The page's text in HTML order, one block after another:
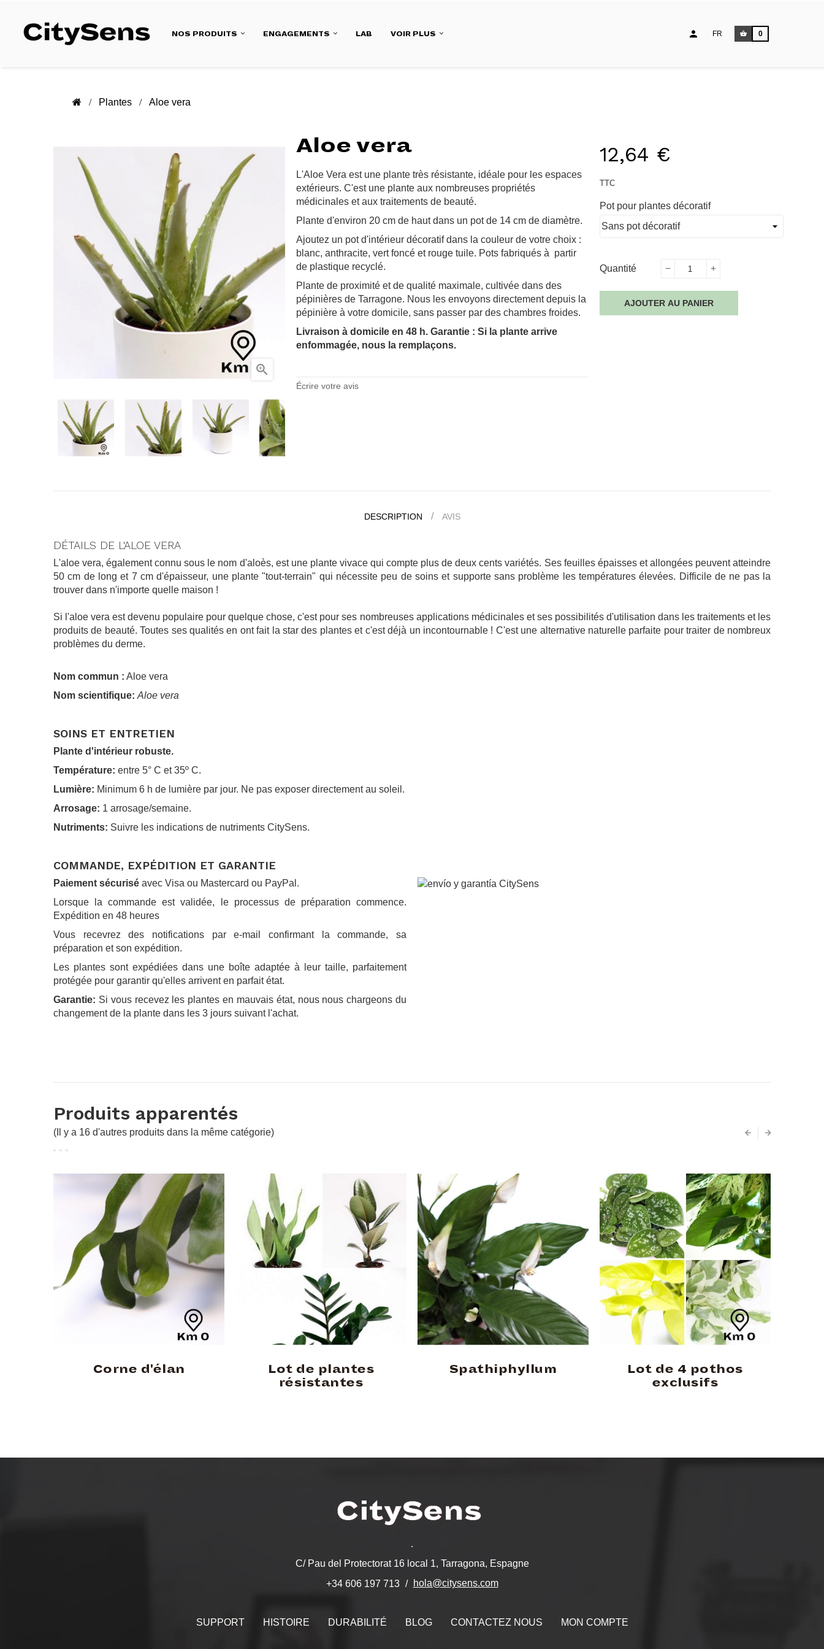
NOS PRODUITS ENGAGEMENTS LAB VOIR PLUS FR 0
Plantes Aloe vera

Aloe vera
L'Aloe Vera est une plante très résistante, idéale pour les espaces
extérieurs. C'est une plante aux nombreuses propriétés
médicinales et aux traitements de beauté.
Plante d'environ 20 cm de haut dans un pot de 14 cm de diamètre.
Ajoutez un pot d'intérieur décoratif dans la couleur de votre choix :
blanc, anthracite, vert foncé et rouge tuile. Pots fabriqués à partir
de plastique recyclé.
Plante de proximité et de qualité maximale, cultivée dans des
pépinières de Tarragone. Nous les envoyons directement depuis la
pépinière à votre domicile, sans passer par des chambres froides.
Livraison à domicile en 48 h. Garantie : Si la plante arrive
enfommagée, nous la remplaçons.
Écrire votre avis
12,64 €
TTC
Pot pour plantes décoratif
Quantité
AJOUTER AU PANIER
DESCRIPTION AVIS
DÉTAILS DE L'ALOE VERA
L'aloe vera, également connu sous le nom d'aloès, est une plante vivace qui compte plus de deux cents variétés. Ses feuilles épaisses et allongées peuvent atteindre
50 cm de long et 7 cm d'épaisseur, une plante "tout-terrain" qui nécessite peu de soins et supporte sans problème les températures élevées. Difficile de ne pas la
trouver dans n'importe quelle maison !
Si l'aloe vera est devenu populaire pour quelque chose, c'est pour ses nombreuses applications médicinales et ses possibilités d'utilisation dans les traitements et les
produits de beauté. Toutes ses qualités en ont fait la star des plantes et c'est déjà un incontournable ! C'est une alternative naturelle parfaite pour traiter de nombreux
problèmes du derme.
Nom commun : Aloe vera
Nom scientifique: Aloe vera
SOINS ET ENTRETIEN
Plante d'intérieur robuste.
Température: entre 5° C et 35º C.
Lumière: Minimum 6 h de lumière par jour. Ne pas exposer directement au soleil.
Arrosage: 1 arrosage/semaine.
Nutriments: Suivre les indications de nutriments CitySens.
COMMANDE, EXPÉDITION ET GARANTIE
Paiement sécurisé avec Visa ou Mastercard ou PayPal.
Lorsque la commande est validée, le processus de préparation commence.
Expédition en 48 heures
Vous recevrez des notifications par e-mail confirmant la commande, sa
préparation et son expédition.
Les plantes sont expédiées dans une boîte adaptée à leur taille, parfaitement
protégée pour garantir qu'elles arrivent en parfait état.
Garantie: Si vous recevez les plantes en mauvais état, nous nous chargeons du
changement de la plante dans les 3 jours suivant l'achat.
Produits apparentés
(Il y a 16 d'autres produits dans la même catégorie)
Corne d'élan
Lot de plantes
résistantes
Spathiphyllum
Lot de 4 pothos
exclusifs
.
C/ Pau del Protectorat 16 local 1, Tarragona, Espagne
+34 606 197 713
hola@citysens.com
SUPPORT HISTOIRE DURABILITÉ BLOG CONTACTEZ NOUS MON COMPTE